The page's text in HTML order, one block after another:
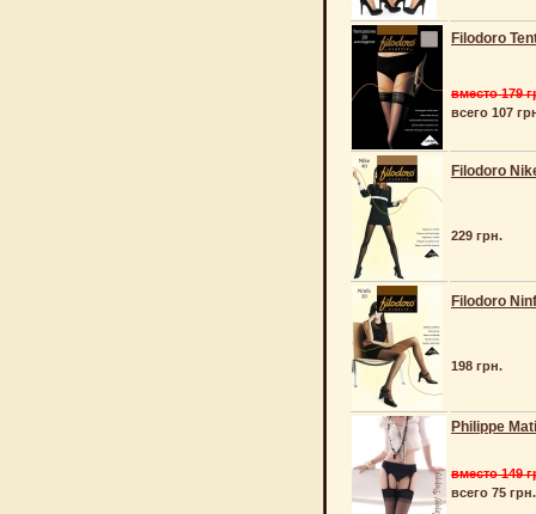
Filodoro
вместо 179
всего 107
Filodoro
229 грн.
Filodoro
198 грн.
Philippe
вместо 149
всего 75 грн.